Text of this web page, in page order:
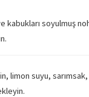
kabukları soyulmuş
limon suyu,